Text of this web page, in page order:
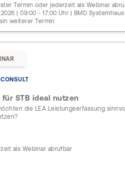
Termin oder jederzeit als Webinar
| 09:00 - 17:00 Uhr | BMD
weiterer Termin
für STB ideal nutzen
die LEA Leistungserfassung
als Webinar abrufbar